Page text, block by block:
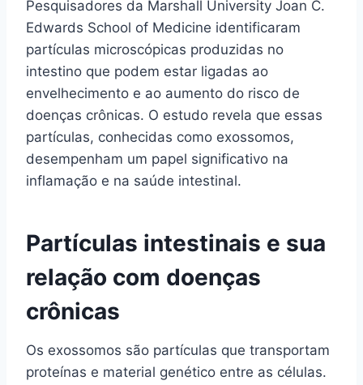
Pesquisadores da Marshall University Joan C.
Edwards School of Medicine identificaram
partículas microscópicas produzidas no
intestino que podem estar ligadas ao
envelhecimento e ao aumento do risco de
doenças crônicas. O estudo revela que essas
partículas, conhecidas como exossomos,
desempenham um papel significativo na
inflamação e na saúde intestinal.
Partículas intestinais e sua
relação com doenças
crônicas
Os exossomos são partículas que transportam
proteínas e material genético entre as células.